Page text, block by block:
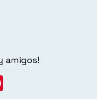
amigos!